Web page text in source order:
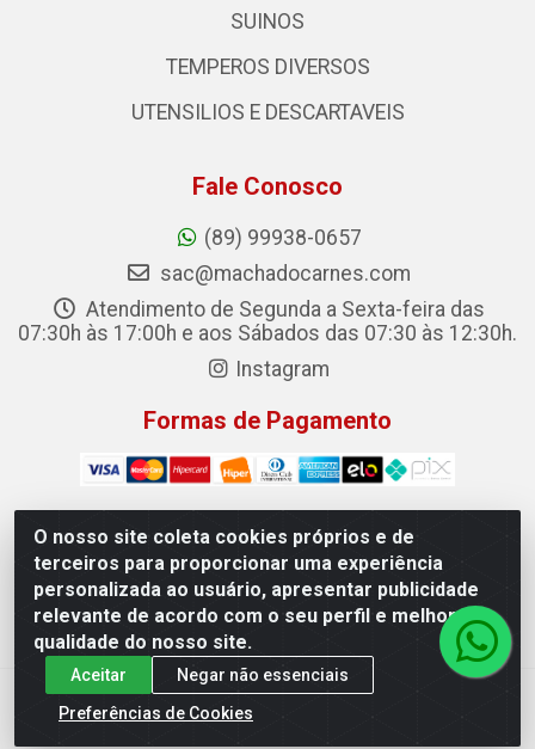
O nosso site coleta cookies próprios e de
terceiros para proporcionar uma experiência
personalizada ao usuário, apresentar publicidade
relevante de acordo com o seu perfil e melhorar a
qualidade do nosso site.
Aceitar
Negar não essenciais
Preferências de Cookies
SUINOS
TEMPEROS DIVERSOS
UTENSILIOS E DESCARTAVEIS
Fale Conosco
(89) 99938-0657
sac@machadocarnes.com
Atendimento de Segunda a Sexta-feira das
07:30h às 17:00h e aos Sábados das 07:30 às 12:30h.
Instagram
Formas de Pagamento
Machado Carnes Distribuidora de Alimentos LTDA -
Logradouro: Avenida Candido Aleixo, 148 - Centro - Oeiras/PI
- CEP 64.500-000 - 31.391.008/0001-50